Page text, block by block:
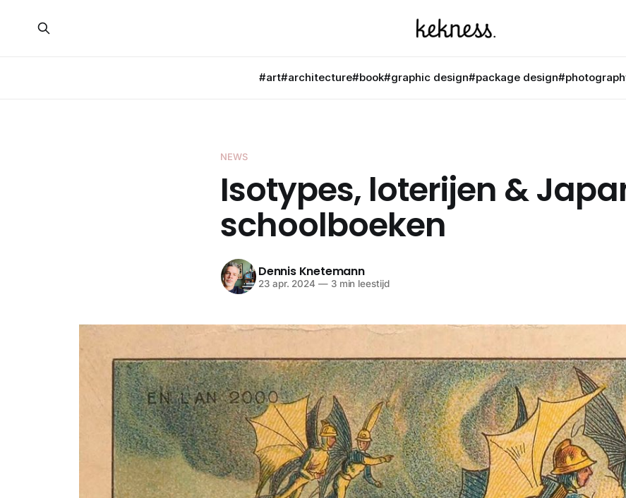
#art#architecture#book#graphic design#package design
NEWS
Isotypes, loterijen &
schoolboeken
Dennis Knetemann
23 apr. 2024 —3 min leestijd